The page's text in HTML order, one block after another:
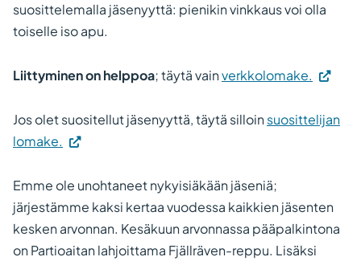
suosittelemalla jäsenyyttä: pienikin vinkkaus voi olla
toiselle iso apu.
Liittyminen on helppoa; täytä vainverkkolomake. (Vieraile
Jos olet suositellut jäsenyyttä, täytä silloinsuosittelijan
lomake. (Vieraile
sivustolla.
Linkki
avautuu
uuteen
Emme ole unohtaneet nykyisiäkään jäseniä;
järjestämme kaksi kertaa vuodessa kaikkien jäsenten
kesken arvonnan. Kesäkuun arvonnassa pääpalkintona
on Partioaitan lahjoittama Fjällräven-reppu. Lisäksi